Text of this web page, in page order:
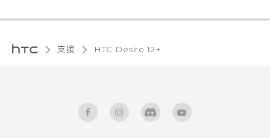
支援 HTC Desire 12+‎